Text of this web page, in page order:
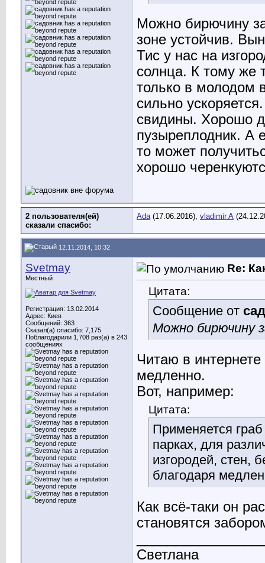
Можно бирючину
зоне устойчив.
Тис у нас на
солнца. К тому же
только в молодом
сильно
свидины. Хорошо
пузыреплодник. А
то может
хорошо
2 пользователя(ей)
сказали cпасибо:
Ada(17.06.2016), vladimir A
12.11.2014, 10:32
Svetmay
Местный
Регистрация: 13.02.2014
Адрес: Киев
Сообщений: 363
Сказал(а) спасибо: 7,175
Поблагодарили 1,708 раз(а) в 243
сообщениях
Re:
Цитата:
Сообщение от
Можно бирючину
Читаю в интернете
медленно.
Вот, например:
Цитата:
Применяется
парках, для
изгородей, стен,
благодаря
Как всё-таки он
становятся
Светлана